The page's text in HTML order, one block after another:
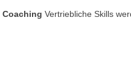
Coaching Vertriebliche Skills